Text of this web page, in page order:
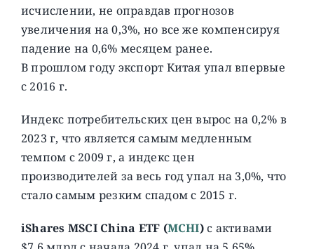
исчислении, не оправдав прогнозов
увеличения на 0,3%, но все же компенсируя
падение на 0,6% месяцем ранее.
В прошлом году экспорт Китая упал впервые
с 2016 г.
Индекс потребительских цен вырос на 0,2% в
2023 г, что является самым медленным
темпом с 2009 г, а индекс цен
производителей за весь год упал на 3,0%, что
стало самым резким спадом с 2015 г.
iShares MSCI China ETF (MCHI)c активами